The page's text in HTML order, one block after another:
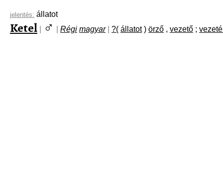
jelentés: állatot
Ketel ♂ Régi magyar ?( állatot ) örző , vezető ;